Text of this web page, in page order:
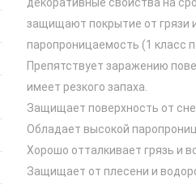
защищают покрытие от грязи
паропроницаемость (1 класс
Препятствует заражению
имеет резкого запаха.
Защищает поверхность от
Обладает высокой
Хорошо отталкивает грязь и
Защищает от плесени и